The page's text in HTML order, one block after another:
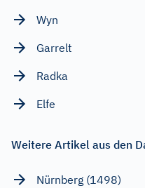
Wyn
Garrelt
Radka
Elfe
Weitere Artikel aus den
Nürnberg (1498)